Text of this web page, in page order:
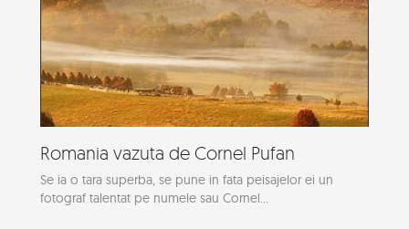
Romania vazuta de Cornel Pufan
Se ia o tara superba, se pune in fata peisajelor ei un
fotograf talentat pe numele sau Cornel...